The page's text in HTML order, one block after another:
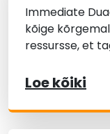
Immediate
kõige
ressursse, et
Loe kõiki